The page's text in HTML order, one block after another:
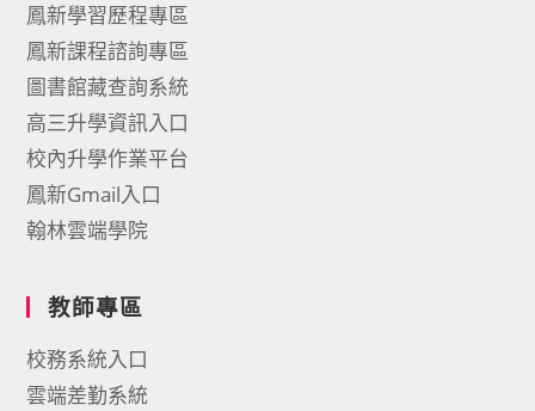
鳳新學習歷程專區
鳳新課程諮詢專區
圖書館藏查詢系統
高三升學資訊入口
校內升學作業平台
鳳新Gmail入口
翰林雲端學院
教師專區
校務系統入口
雲端差勤系統